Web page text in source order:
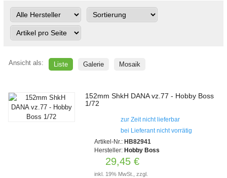
Ansicht als: Liste Galerie Mosaik
152mm ShkH DANA vz.77 - Hobby Boss
1/72
zur Zeit nicht lieferbar
bei Lieferant nicht vorrätig
Artikel-Nr.: HB82941
Hersteller: Hobby Boss
29,45 €
inkl. 19% MwSt., zzgl.